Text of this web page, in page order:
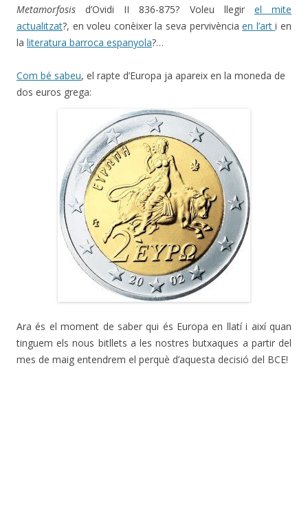
Metamorfosis d’Ovidi II 836-875? Voleu llegir el mite
actualitzat?, en voleu conèixer la seva pervivènciaen l’arti en
la literatura barroca espanyola?…
Com bé sabeu, el rapte d’Europa ja apareix en la moneda de
dos euros grega:
Ara és el moment de saber qui és Europa en llatí i així quan
tinguem els nous bitllets a les nostres butxaques a partir del
mes de maig entendrem el perquè d’aquesta decisió del BCE!